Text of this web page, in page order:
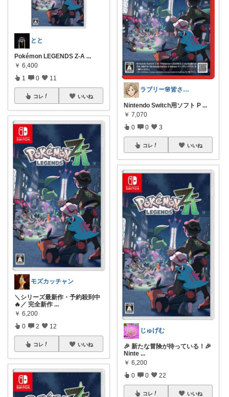
とと
Pokémon LEGENDS Z-A ...
￥ 6,400
1 0 11
コレ いいね
モズカッチャン
＼シリーズ最新作・予約殺到中
🔥／ 完全新作 ...
￥ 6,200
0 2 12
コレ いいね
ラブリー🌸皆さんありがとう
Nintendo Switch用ソフト P ...
￥ 7,070
0 0 3
コレ いいね
じゅげむ
🎉 新たな冒険が待っている！🎉
Ninte ...
￥ 6,200
0 0 22
コレ いいね